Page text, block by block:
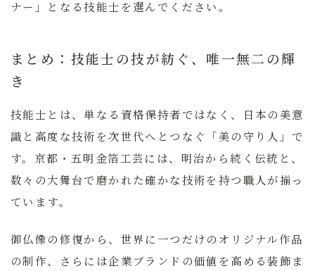
ナー」となる技能士を選んでください。
まとめ：技能士の技が紡ぐ、唯一無二の輝
き
技能士とは、単なる資格保持者ではなく、日本の美意
識と高度な技術を次世代へとつなぐ「美の守り人」で
す。京都・五明金箔工芸には、明治から続く伝統と、
数々の大舞台で磨かれた確かな技術を持つ職人が揃っ
ています。
御仏像の修復から、世界に一つだけのオリジナル作品
の制作、さらには企業ブランドの価値を高める装飾ま